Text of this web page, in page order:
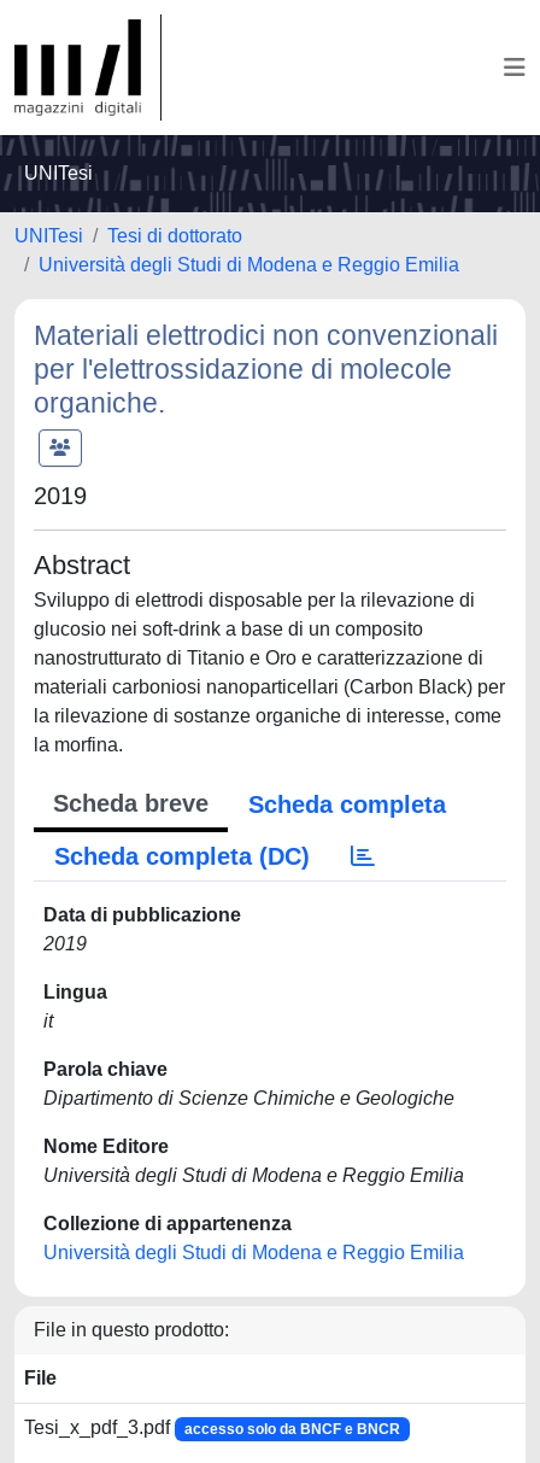
UNITesi
UNITesi
Tesi di dottorato
Università degli Studi di Modena e Reggio Emilia
Materiali elettrodici non convenzionali
per l'elettrossidazione di molecole
organiche.
2019
Abstract
Sviluppo di elettrodi disposable per la rilevazione di
glucosio nei soft-drink a base di un composito
nanostrutturato di Titanio e Oro e caratterizzazione di
materiali carboniosi nanoparticellari (Carbon Black) per
la rilevazione di sostanze organiche di interesse, come
la morfina.
Scheda breve
Scheda completa
Scheda completa (DC)
Data di pubblicazione
2019
Lingua
it
Parola chiave
Dipartimento di Scienze Chimiche e Geologiche
Nome Editore
Università degli Studi di Modena e Reggio Emilia
Collezione di appartenenza
Università degli Studi di Modena e Reggio Emilia
File in questo prodotto:
File
Tesi_x_pdf_3.pdf accesso solo da BNCF e BNCR